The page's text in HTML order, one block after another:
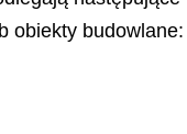
obiekty budowlane: